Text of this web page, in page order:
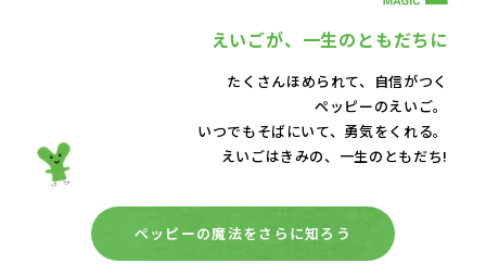
えいごが、 一生のともだちに
たくさんほめられて、自信がつく
ペッピーのえいご。
いつでもそばにいて、 勇気をくれる。
えいごはきみの、一生のともだち!
ペッピーの魔法をさらに知ろう